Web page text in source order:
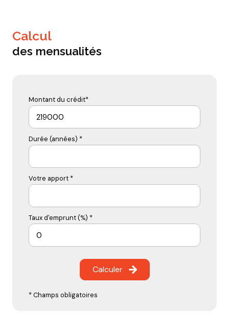
calcul
des mensualités
Montant du crédit*
Durée (années) *
Votre apport *
Taux d'emprunt (%) *
Calculer
* Champs obligatoires